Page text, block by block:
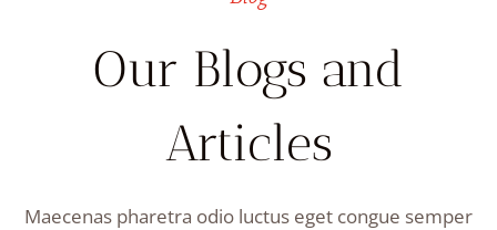
Our Blogs and
Articles
Maecenas pharetra odio luctus eget congue semper